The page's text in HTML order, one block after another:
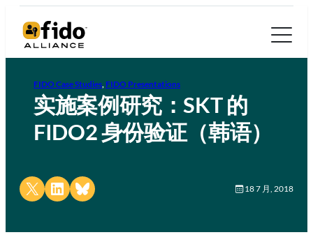
FIDO Case Studies FIDO Presentations
实施案例研究：SKT 的
FIDO2 身份验证（韩语）
Share on X Share on LinkedIn
Share on Bluesky 18 7 月, 2018